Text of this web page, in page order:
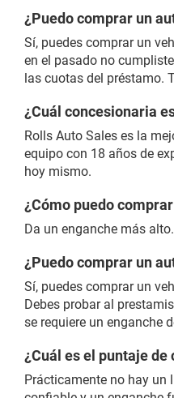
¿Puedo comprar un
Sí, puedes comprar un
en el pasado no
las cuotas del préstamo.
¿Cuál concesionaria
Rolls Auto Sales es la
equipo con 18 años de
hoy mismo.
¿Cómo puedo
Da un enganche más
¿Puedo comprar un
Sí, puedes comprar un
Debes probar al
se requiere un enganche
¿Cuál es el puntaje
Prácticamente no hay un